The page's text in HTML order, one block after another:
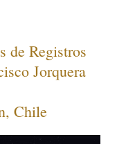
de Registros
Jorquera
Chile